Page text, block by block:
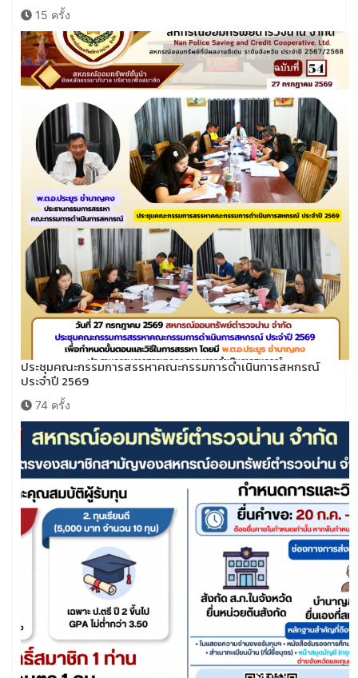
15 ครั้ง
ประชุมคณะกรรมการสรรหาคณะกรรมการดำเนินการสหกรณ์
ประจำปี 2569
74 ครั้ง